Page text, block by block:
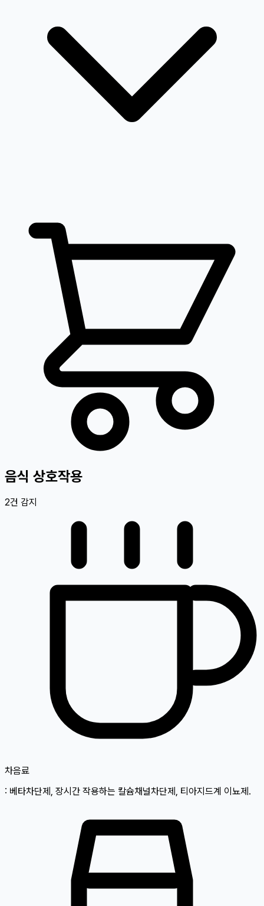
음식 상호작용
2건 감지
차음료
: 베타차단제, 장시간 작용하는 칼슘채널차단제, 티아지드계 이뇨제.